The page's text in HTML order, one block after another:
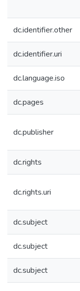
dc.identifier.other
dc.identifier.uri
dc.language.iso
dc.pages
dc.publisher
dc.rights
dc.rights.uri
dc.subject
dc.subject
dc.subject